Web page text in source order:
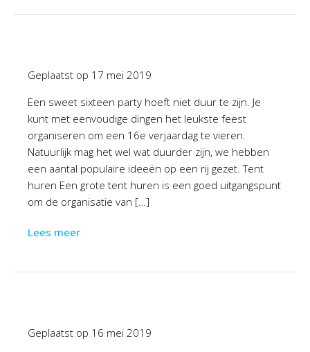
Geplaatst op 17 mei 2019
Een sweet sixteen party hoeft niet duur te zijn. Je
kunt met eenvoudige dingen het leukste feest
organiseren om een 16e verjaardag te vieren.
Natuurlijk mag het wel wat duurder zijn, we hebben
een aantal populaire ideeën op een rij gezet. Tent
huren Een grote tent huren is een goed uitgangspunt
om de organisatie van […]
Lees meer
Geplaatst op 16 mei 2019